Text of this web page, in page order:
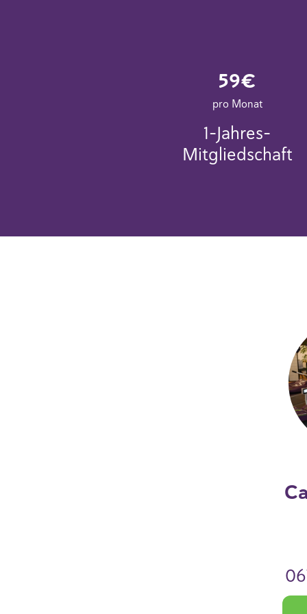
59€
pro Monat
1-Jahres-
Mitgliedschaft